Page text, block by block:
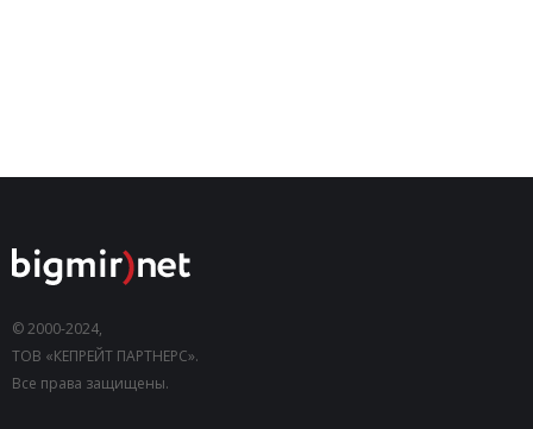
© 2000-2024,
ТОВ «КЕПРЕЙТ ПАРТНЕРС».
Все права защищены.